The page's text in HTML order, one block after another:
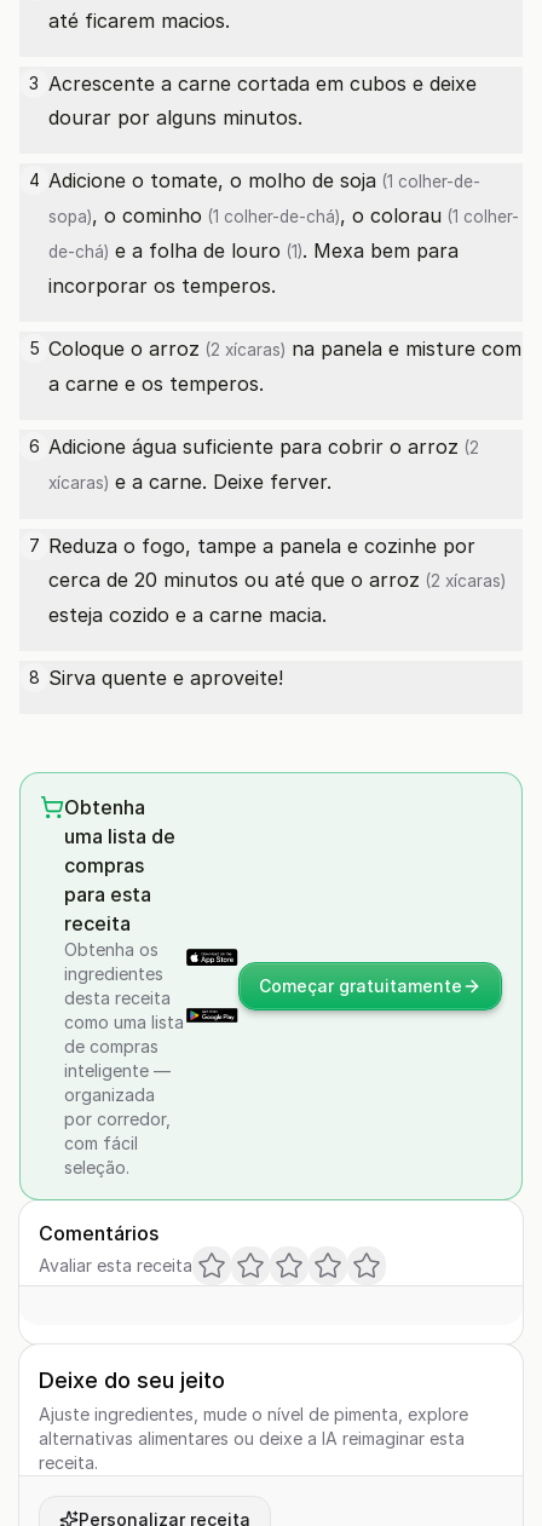
até ficarem macios.
3 Acrescente a carne cortada em cubos e deixe
dourar por alguns minutos.
4 Adicione o tomate, o molho de soja (1 colher-de-
sopa), o cominho (1 colher-de-chá), o colorau (1 colher-
de-chá) e a folha de louro (1). Mexa bem para
incorporar os temperos.
5 Coloque o arroz (2 xícaras) na panela e misture com
a carne e os temperos.
6 Adicione água suficiente para cobrir o arroz (2
xícaras) e a carne. Deixe ferver.
7 Reduza o fogo, tampe a panela e cozinhe por
cerca de 20 minutos ou até que o arroz (2 xícaras)
esteja cozido e a carne macia.
8 Sirva quente e aproveite!
Obtenha
uma lista de
compras
para esta
receita
Obtenha os
ingredientes
desta receita
como uma lista
de compras
inteligente —
organizada
por corredor,
com fácil
seleção.
Começar gratuitamente
Comentários
Avaliar esta receita
Deixe do seu jeito
Ajuste ingredientes, mude o nível de pimenta, explore
alternativas alimentares ou deixe a IA reimaginar esta
receita.
Personalizar receita